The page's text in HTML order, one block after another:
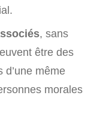
, sans
être des
d’une même
morales